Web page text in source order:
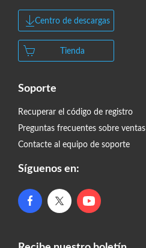
Centro de descargas
Tienda
Soporte
Recuperar el código de registro
Preguntas frecuentes sobre ventas
Contacte al equipo de soporte
Síguenos en: